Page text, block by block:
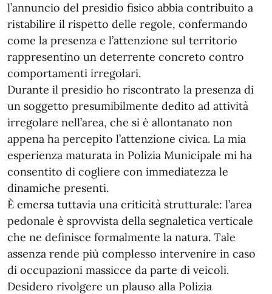
l’annuncio del presidio fisico abbia contribuito a
ristabilire il rispetto delle regole, confermando
come la presenza e l’attenzione sul territorio
rappresentino un deterrente concreto contro
comportamenti irregolari.
Durante il presidio ho riscontrato la presenza di
un soggetto presumibilmente dedito ad attività
irregolare nell’area, che si è allontanato non
appena ha percepito l’attenzione civica. La mia
esperienza maturata in Polizia Municipale mi ha
consentito di cogliere con immediatezza le
dinamiche presenti.
È emersa tuttavia una criticità strutturale: l’area
pedonale è sprovvista della segnaletica verticale
che ne definisce formalmente la natura. Tale
assenza rende più complesso intervenire in caso
di occupazioni massicce da parte di veicoli.
Desidero rivolgere un plauso alla Polizia